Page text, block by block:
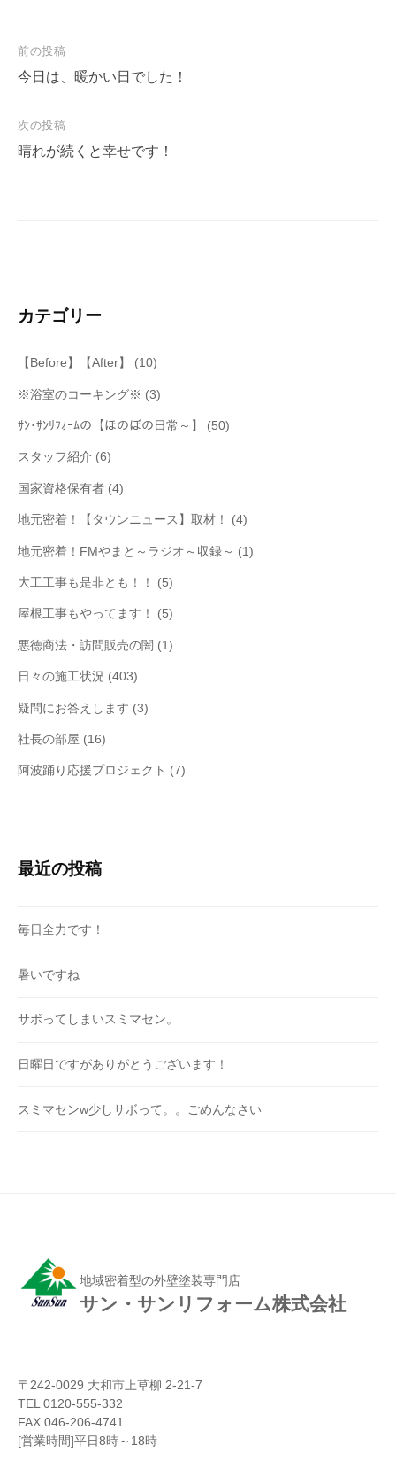
投
稿
ビ
ゲ
前の投稿
今日は、暖かい日でした！
次の投稿
晴れが続くと幸せです！
カテゴリー
【Before】【After】 (10)
※浴室のコーキング※ (3)
ｻﾝ･ｻﾝﾘﾌｫｰﾑの【ほのぼの日常～】 (50)
スタッフ紹介 (6)
国家資格保有者 (4)
地元密着！【タウンニュース】取材！ (4)
地元密着！FMやまと～ラジオ～収録～ (1)
大工工事も是非とも！！ (5)
屋根工事もやってます！ (5)
悪徳商法・訪問販売の闇 (1)
日々の施工状況 (403)
疑問にお答えします (3)
社長の部屋 (16)
阿波踊り応援プロジェクト (7)
最近の投稿
毎日全力です！
暑いですね
サボってしまいスミマセン。
日曜日ですがありがとうございます！
スミマセンw少しサボって。。ごめんなさい
地域密着型の外壁塗装専門店
サン・サンリフォーム株式会社
〒242-0029 大和市上草柳 2-21-7
TEL 0120-555-332
FAX 046-206-4741
[営業時間]平日8時～18時